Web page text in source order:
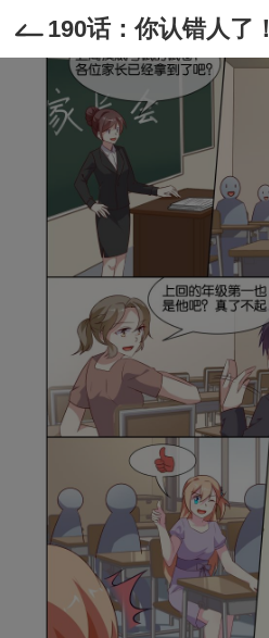
190话：你认错人了！